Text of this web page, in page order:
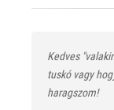
Kedves
tuskó vagy
haragszom!